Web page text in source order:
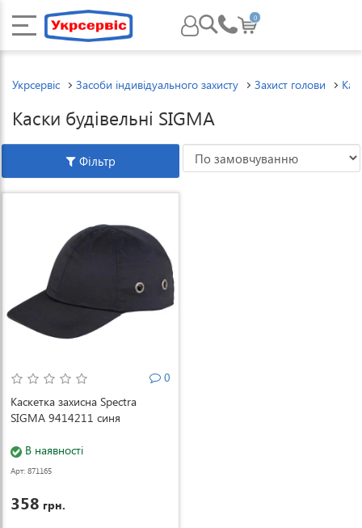
0
Укрсервіс Засоби індивідуального захисту Захист голови
Каски будівельні SIGMA
Фільтр
0
Каскетка захисна Spectra
SIGMA 9414211 синя
В наявності
Арт: 871165
358 грн.